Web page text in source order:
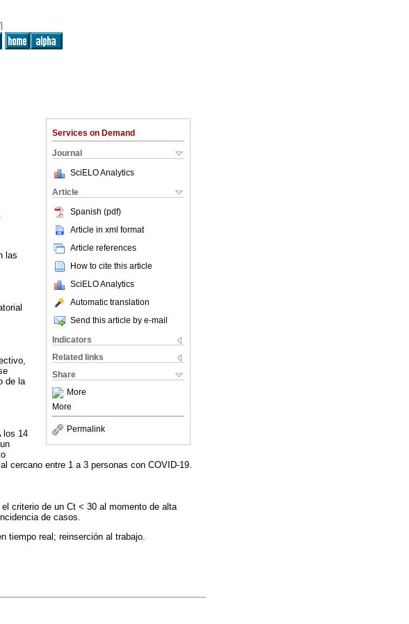
Services on Demand
Journal
SciELO Analytics
Article
Spanish (pdf)
Article in xml format
Article references
How to cite this article
SciELO Analytics
Automatic translation
Send this article by e-mail
Indicators
Related links
Share
More
More
Permalink
.
las
de la
los 14
cercano entre 1 a 3 personas con COVID-19.
criterio de un Ct < 30 al momento de alta
de casos.
tiempo real; reinserción al trabajo.